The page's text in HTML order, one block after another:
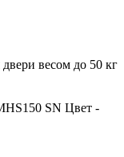
весом до 50 кг
SN Цвет -